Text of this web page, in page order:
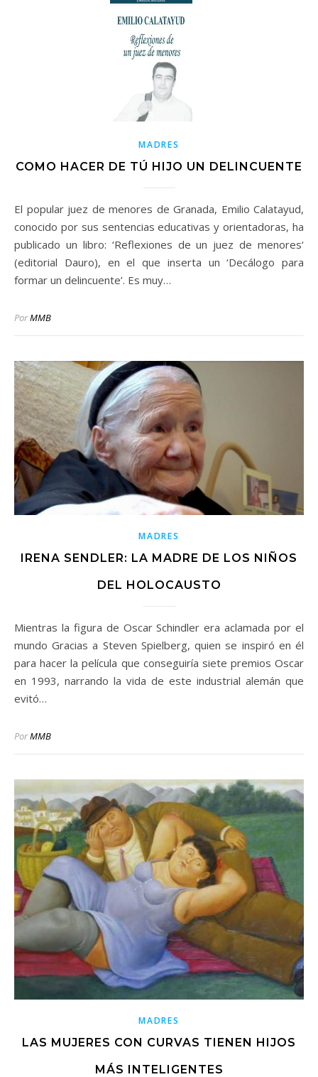
MADRES
COMO HACER DE TÚ HIJO UN DELINCUENTE
El popular juez de menores de Granada, Emilio Calatayud,
conocido por sus sentencias educativas y orientadoras, ha
publicado un libro: ‘Reflexiones de un juez de menores‘
(editorial Dauro), en el que inserta un ‘Decálogo para
formar un delincuente’. Es muy…
PorMMB
MADRES
IRENA SENDLER: LA MADRE DE LOS NIÑOS
DEL HOLOCAUSTO
Mientras la figura de Oscar Schindler era aclamada por el
mundo Gracias a Steven Spielberg, quien se inspiró en él
para hacer la película que conseguiría siete premios Oscar
en 1993, narrando la vida de este industrial alemán que
evitó…
PorMMB
MADRES
LAS MUJERES CON CURVAS TIENEN HIJOS
MÁS INTELIGENTES